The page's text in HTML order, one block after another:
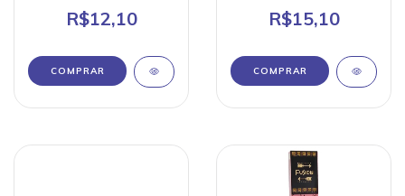
R$12,10
COMPRAR
R$15,10
COMPRAR